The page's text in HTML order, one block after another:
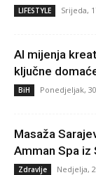
LIFESTYLE Srijeda,
AI mijenja
ključne
BiH Ponedjeljak,
Masaža
Amman Spa iz
Zdravlje Nedjelja,